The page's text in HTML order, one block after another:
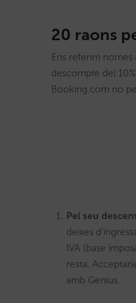
20 raons
Ens referim
descompte del
Booking.com no
Pel seu
deixes
IVA (base
resta.
amb Genius.